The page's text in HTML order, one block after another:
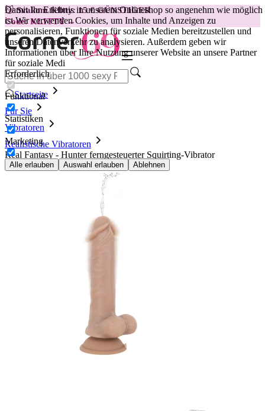
Damit Ihr Erlebnis in unserem Onlineshop so angenehm wie möglich
ist.Wir verwenden Cookies, um Inhalte und Anzeigen zu
personalisieren, Funktionen für soziale Medien bereitzustellen und
unseren Datenverkehr zu analysieren. Außerdem geben wir
Informationen über Ihre Nutzung unserer Website an unsere Partner
für soziale Medi
Erforderlich
Funktional
Statistiken
Marketing
Alle erlauben Auswahl erlauben Ablehnen
😽Svakom Klitty: 15 € GÜNSTIGER
Code: KLITTY →
Startseite
Für Sie
Vibratoren
Realistische Vibratoren
Real Fantasy - Hunter ferngesteuerter Squirting-Vibrator